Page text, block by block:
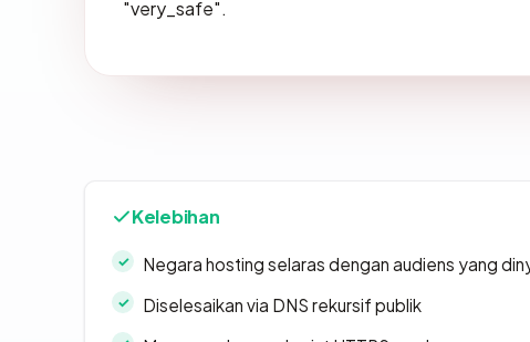
"very_safe".
Kelebihan
Negara hosting selaras dengan audiens yang
Diselesaikan via DNS rekursif publik